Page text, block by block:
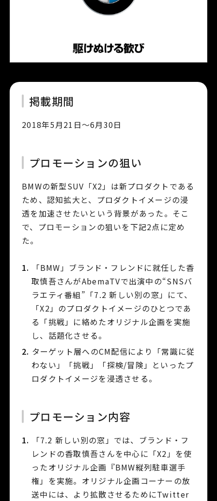
掲載期間
2018年5月21日～6月30日
プロモーションの狙い
BMWの新型SUV「X2」は新プロダクトである
ため、認知拡大と、プロダクトイメージの浸
透を加速させたいという背景があった。そこ
で、プロモーションの狙いを下記2点に定め
た。
「BMW」ブランド・フレンドに就任した香
取慎吾さんがAbemaTVで出演中の“SNSバ
ラエティ番組”「7.2 新しい別の窓」にて、
「X2」のプロダクトイメージのひとつであ
る「挑戦」に絡めたオリジナル企画を実施
し、話題化させる。
ターゲット層へのCM配信により「常識に従
わない」「挑戦」「探検/冒険」といったプ
ロダクトイメージを浸透させる。
プロモーション内容
「7.2 新しい別の窓 」では、ブランド・フ
レンドの香取慎吾さんを中心に「X2」を使
ったオリジナル企画『BMW縦列駐車選手
権」を実施。オリジナル企画コーナーの放
送中には、より拡散させるためにTwitter